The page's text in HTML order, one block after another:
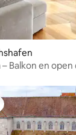
Balkon en